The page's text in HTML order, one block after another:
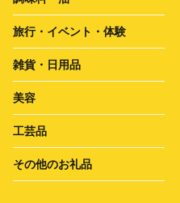
旅行・イベント・体験
雑貨・日用品
美容
工芸品
その他のお礼品